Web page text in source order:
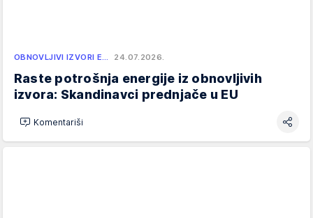
OBNOVLJIVI IZVORI E… 24.07.2026.
Raste potrošnja energije iz obnovljivih
izvora: Skandinavci prednjače u EU
Komentariši